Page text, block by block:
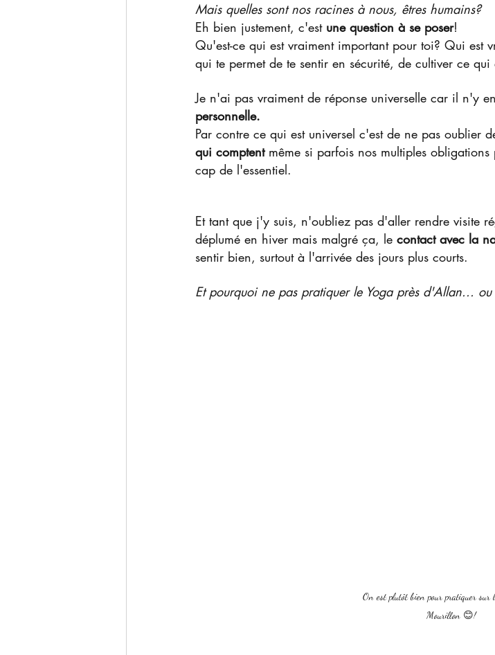
Mais quelles sont nos racines à nous, êtres humains?
Eh bien justement, c'est une question à se poser!
Qu'est-ce qui est vraiment important pour toi? Qui est
qui te permet de te sentir en sécurité, de cultiver ce qui
Je n'ai pas vraiment de réponse universelle car il n'y
personnelle.
Par contre ce qui est universel c'est de ne pas oublier
qui comptent même si parfois nos multiples
cap de l'essentiel.
Et tant que j'y suis, n'oubliez pas d'aller rendre visite
déplumé en hiver mais malgré ça, le contact avec la
sentir bien, surtout à l'arrivée des jours plus courts.
Et pourquoi ne pas pratiquer le Yoga près d'Allan... ou
On est plutôt bien pour pratiquer sur
Mourillon 😊!